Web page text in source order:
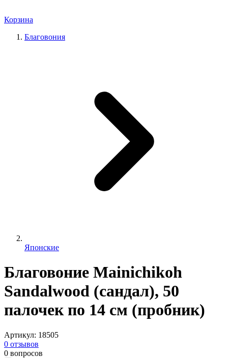
Корзина
Благовония
Японские
Благовоние Mainichikoh
Sandalwood (сандал), 50
палочек по 14 см (пробник)
Артикул: 18505
0 отзывов
0 вопросов